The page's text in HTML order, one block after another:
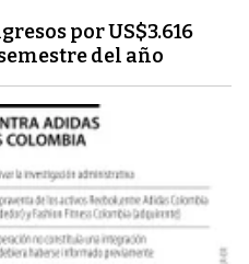
por US$3.616
del año